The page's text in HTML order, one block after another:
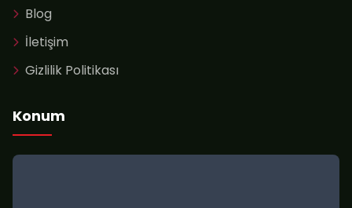
Blog
İletişim
Gizlilik Politikası
Konum